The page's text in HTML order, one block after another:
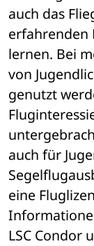
auch das
erfahrenden
lernen. Bei
von
genutzt
auch für
eine
LSC Condor